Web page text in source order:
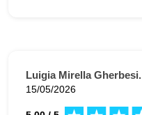
Luigia Mirella Gherbesi.
15/05/2026